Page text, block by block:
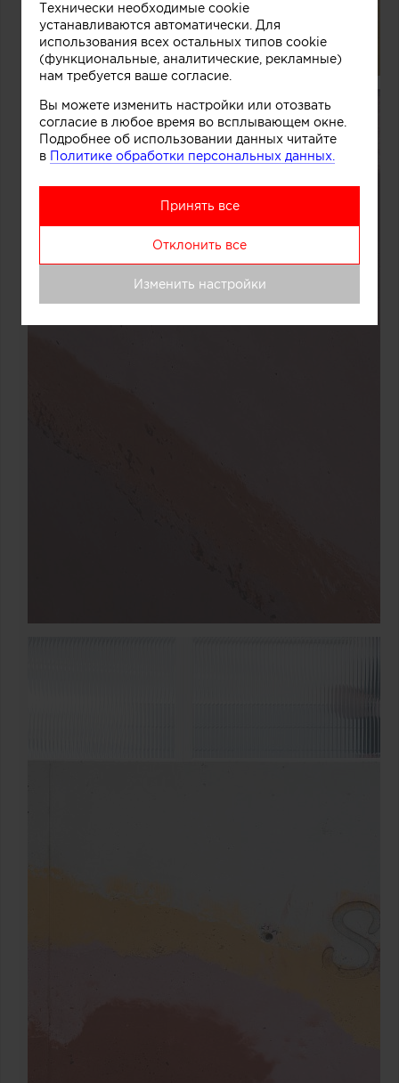
Технически необходимые cookie
устанавливаются автоматически. Для
использования всех остальных типов cookie
(функциональные, аналитические, рекламные)
нам требуется ваше согласие.
Вы можете изменить настройки или отозвать
согласие в любое время во всплывающем окне.
Подробнее об использовании данных читайте
в Политике обработки персональных данных.
Принять все
Отклонить все
Изменить настройки